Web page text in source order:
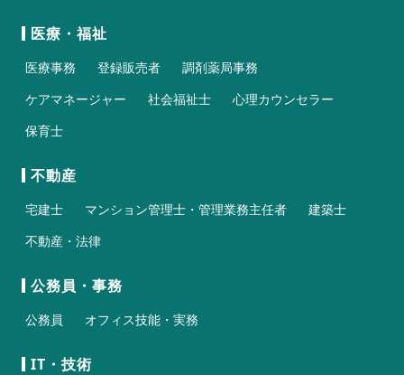
医療・福祉
医療事務 登録販売者
調剤薬局事務
ケアマネージャー
社会福祉士
心理カウンセラー
保育士
不動産
宅建士 マンション管理士・管理業務主任者
建築士
不動産・法律
公務員・事務
公務員 オフィス技能・実務
IT・技術